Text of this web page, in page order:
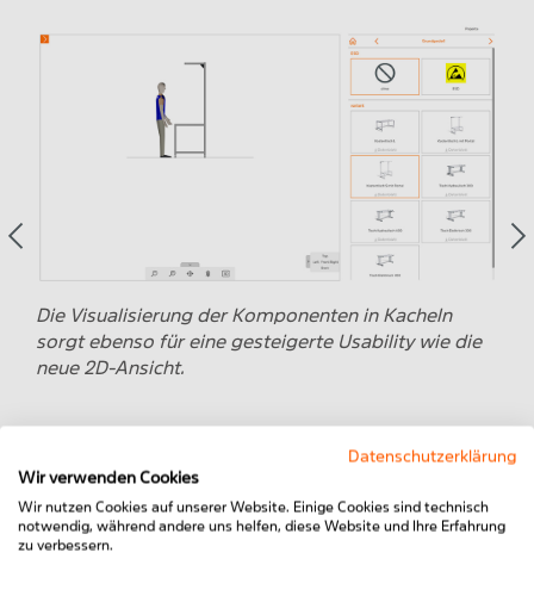
Die Visualisierung der Komponenten in Kacheln
sorgt ebenso für eine gesteigerte Usability wie die
neue 2D-Ansicht.
Datenschutzerklärung
Wir verwenden Cookies
Wir nutzen Cookies auf unserer Website. Einige Cookies sind technisch
notwendig, während andere uns helfen, diese Website und Ihre Erfahrung
zu verbessern.